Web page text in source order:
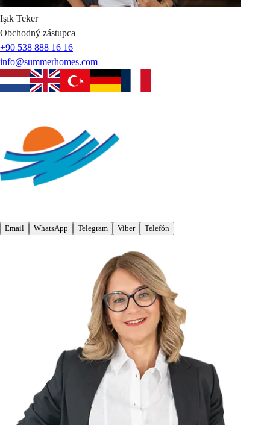
Işık Teker
Obchodný zástupca
+90 538 888 16 16
info@summerhomes.com
Email WhatsApp Telegram Viber Telefón